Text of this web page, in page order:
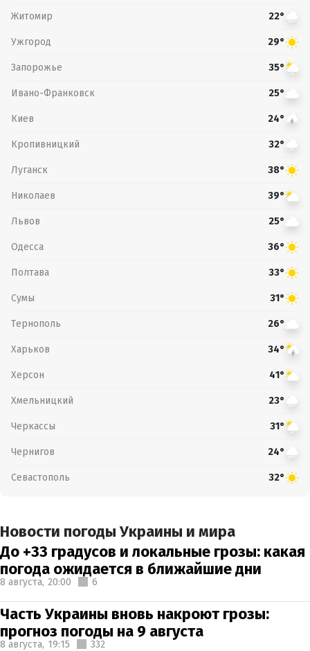
Житомир 22°
Ужгород 29°
Запорожье 35°
Ивано-Франковск 25°
Киев 24°
Кропивницкий 32°
Луганск 38°
Николаев 39°
Львов 25°
Одесса 36°
Полтава 33°
Сумы 31°
Тернополь 26°
Харьков 34°
Херсон 41°
Хмельницкий 23°
Черкассы 31°
Чернигов 24°
Севастополь 32°
Новости погоды Украины и мира
До +33 градусов и локальные грозы: какая
погода ожидается в ближайшие дни
8 августа, 20:00 6
Часть Украины вновь накроют грозы:
прогноз погоды на 9 августа
8 августа, 19:15 332